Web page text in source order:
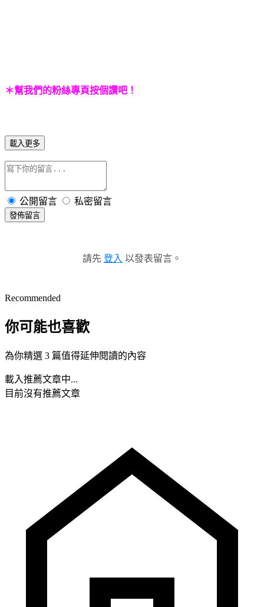
＊幫我們的粉絲專頁按個讚吧！
載入更多
公開留言 私密留言
發佈留言
請先 登入 以發表留言。
Recommended
你可能也喜歡
為你精選 3 篇值得延伸閱讀的內容
載入推薦文章中...
目前沒有推薦文章